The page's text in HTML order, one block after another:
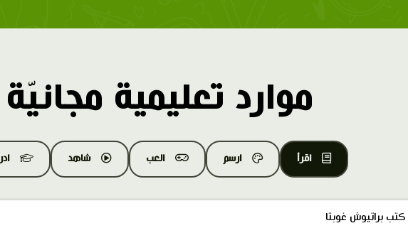
موارد تعليمية مجانيّة
اقرأ ارسم العب شاهد
كتب براتيوش غوبتا